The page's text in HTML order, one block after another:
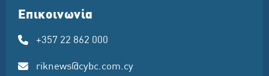
Επικοινωνία
+357 22 862 000
riknews@cybc.com.cy